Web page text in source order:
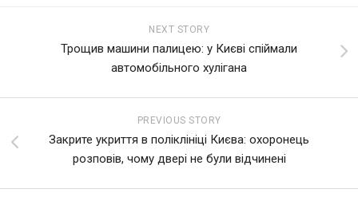
NEXT STORY
Трощив машини палицею: у Києві спіймали
автомобільного хулігана
PREVIOUS STORY
Закрите укриття в поліклініці Києва: охоронець
розповів, чому двері не були відчинені